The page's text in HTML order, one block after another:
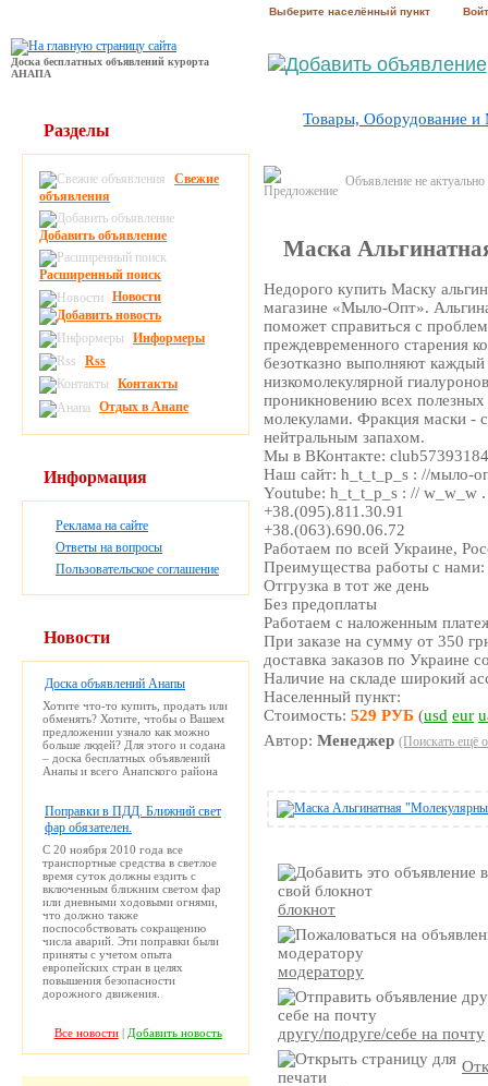
Выберите населённый пункт
Доска бесплатных объявлений курорта
АНАПА
Товары, Оборудование и
Объявление не
Маска
Недорого купить Маску
магазине «Мыло-Опт».
поможет справиться с
преждевременного старения
безотказно выполняют
низкомолекулярной
проникновению всех
молекулами. Фракция маски -
нейтральным запахом.
Мы в ВКонтакте:
Наш сайт: h_t_t_p_s : //мыло-
Youtube: h_t_t_p_s : // w_w_w
+38.(095).811.30.91
+38.(063).690.06.72
Работаем по всей Украине,
Преимущества работы с нами:
Отгрузка в тот же день
Без предоплаты
Работаем с наложенным
При заказе на сумму от 350
доставка заказов по Украине
Наличие на складе широкий
Населенный пункт:
Стоимость:529 РУБ (usd eur
Автор:Менеджер (Поискать ещё
блокнот
модератору
другу/подруге/себе на почту
Разделы
Свежие
объявления
Добавить объявление
Расширенный поиск
Новости
Информеры
Rss
Контакты
Отдых в Анапе
Информация
Реклама на сайте
Ответы на вопросы
Пользовательское соглашение
Новости
Доска объявлений Анапы
Хотите что-то купить, продать или
обменять? Хотите, чтобы о Вашем
предложении узнало как можно
больше людей? Для этого и содана
– доска бесплатных объявлений
Анапы и всего Анапского района
Поправки в ПДД. Ближний свет
фар обязателен.
С 20 ноября 2010 года все
транспортные средства в светлое
время суток должны ездить с
включенным ближним светом фар
или дневными ходовыми огнями,
что должно также
поспособствовать сокращению
числа аварий. Эти поправки были
приняты с учетом опыта
европейских стран в целях
повышения безопасности
дорожного движения.
Все новости| Добавить новость